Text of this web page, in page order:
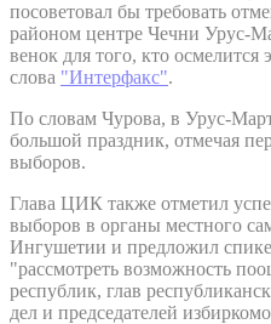
посоветовал бы требовать
районом центре Чечни Урус-
венок для того, кто осмелится
слова "Интерфакс".
По словам Чурова, в Урус-
большой праздник, отмечая
выборов.
Глава ЦИК также отметил
выборов в органы местного
Ингушетии и предложил
"рассмотреть возможность
республик, глав
дел и председателей